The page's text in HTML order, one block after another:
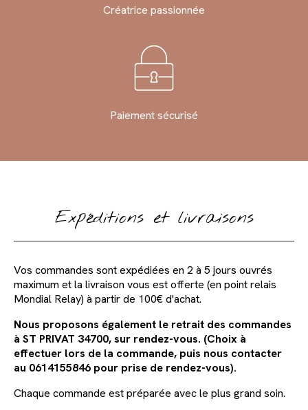
Créatrice passionnée
Paiement sécurisé
Expéditions et livraisons
Vos commandes sont expédiées en 2 à 5 jours ouvrés
maximum et la livraison vous est offerte (en point relais
Mondial Relay) à partir de 100€ d'achat.
Nous proposons également le retrait des commandes
à ST PRIVAT 34700, sur rendez-vous. (Choix à
effectuer lors de la commande, puis nous contacter
au 0614155846 pour prise de rendez-vous).
Chaque commande est préparée avec le plus grand soin.